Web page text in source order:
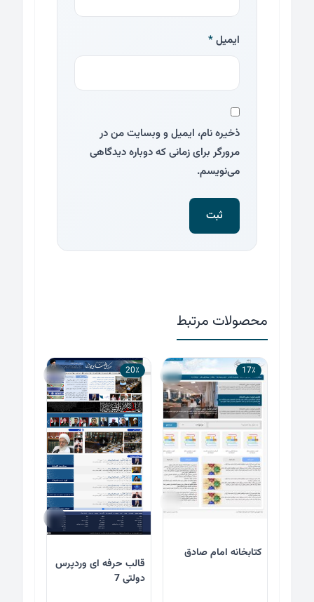
ایمیل*
ذخیره نام، ایمیل و وبسایت من در
مرورگر برای زمانی که دوباره دیدگاهی
می‌نویسم.
محصولات مرتبط
17٪
کتابخانه امام صادق
20٪
قالب حرفه ای وردپرس
دولتی 7